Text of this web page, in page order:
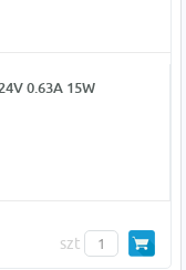
0.63A 15W
szt